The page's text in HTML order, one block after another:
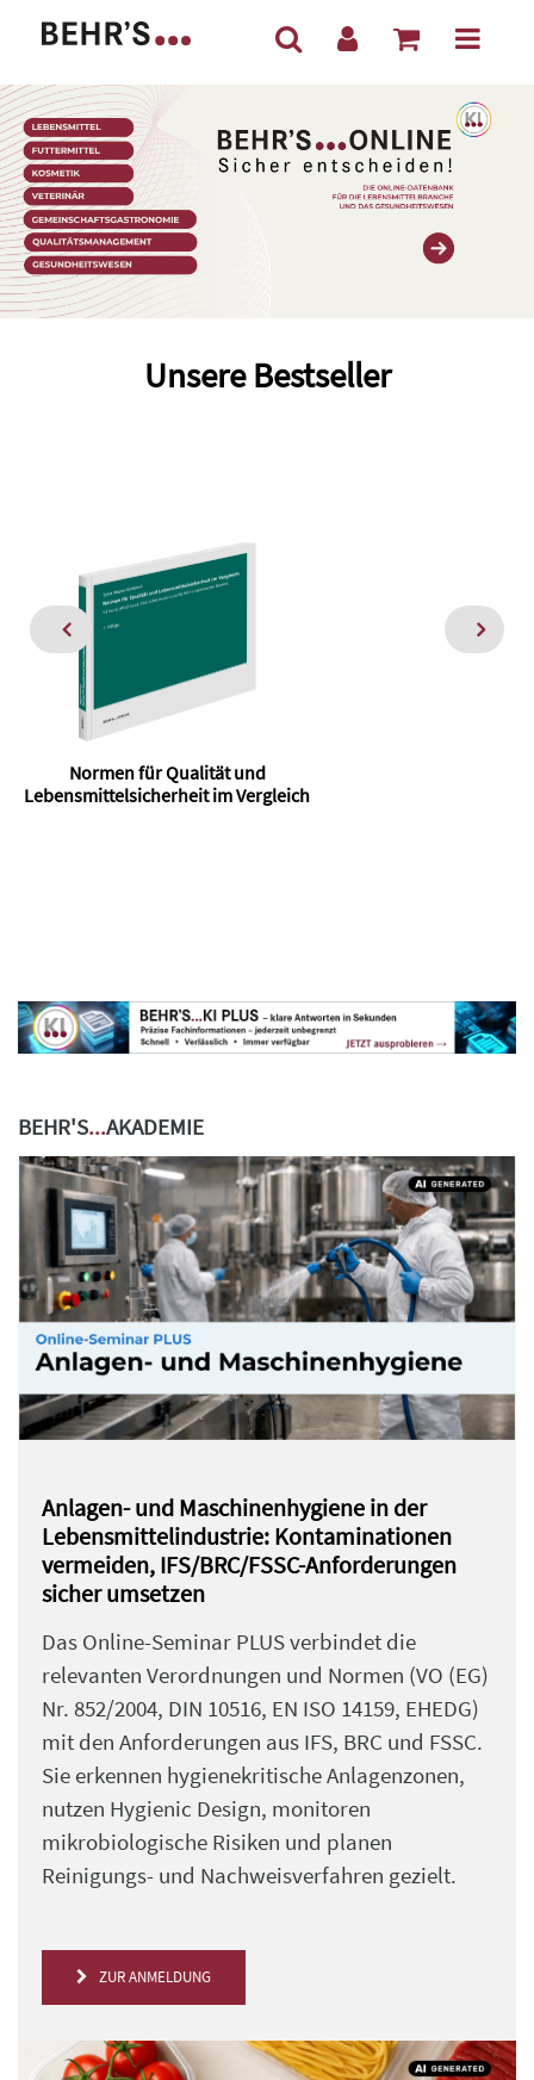
Unsere Bestseller
Normen für Qualität und
Lebensmittelsicherheit im Vergleich
BEHR'S...AKADEMIE
Anlagen- und Maschinenhygiene in der
Lebensmittelindustrie: Kontaminationen
vermeiden, IFS/BRC/FSSC-Anforderungen
sicher umsetzen
Das Online-Seminar PLUS verbindet die
relevanten Verordnungen und Normen (VO (EG)
Nr. 852/2004, DIN 10516, EN ISO 14159, EHEDG)
mit den Anforderungen aus IFS, BRC und FSSC.
Sie erkennen hygienekritische Anlagenzonen,
nutzen Hygienic Design, monitoren
mikrobiologische Risiken und planen
Reinigungs- und Nachweisverfahren gezielt.
ZUR ANMELDUNG